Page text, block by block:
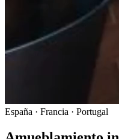
España · Francia · Portugal